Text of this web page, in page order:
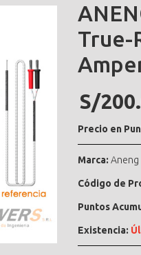
True-
S/
Precio en
Marca: Aneng
Código de
Puntos
Existencia: